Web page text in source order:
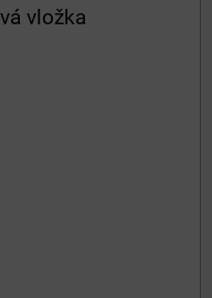
vložka